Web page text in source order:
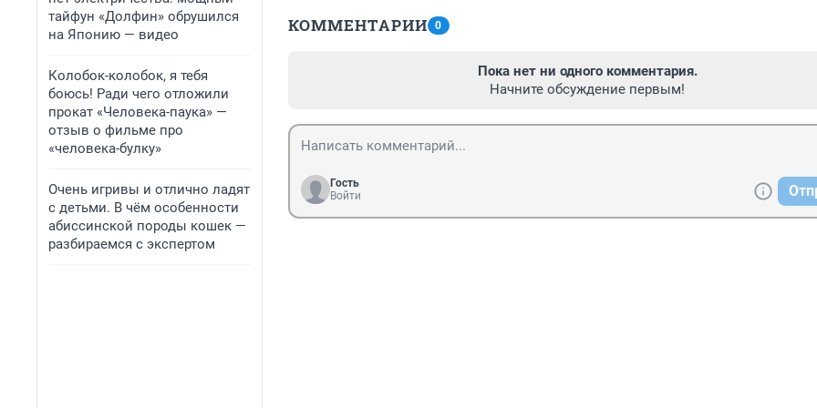
тайфун «Долфин» обрушился
на Японию — видео
Колобок-колобок, я тебя
боюсь! Ради чего отложили
прокат «Человека-паука» —
отзыв о фильме про
«человека-булку»
Очень игривы и отлично ладят
с детьми. В чём особенности
абиссинской породы кошек —
разбираемся с экспертом
КОММЕНТАРИИ 0
Пока нет ни одного комментария.
Начните обсуждение первым!
Гость
Войти